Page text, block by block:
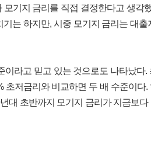
기지 금리를 직접 결정한다고 생각
는 하지만, 시중 모기지 금리는 대출
라고 믿고 있는 것으로도 나타났다.
저금리와 비교하면 두 배 수준이다.
대 초반까지 모기지 금리가 지금보다